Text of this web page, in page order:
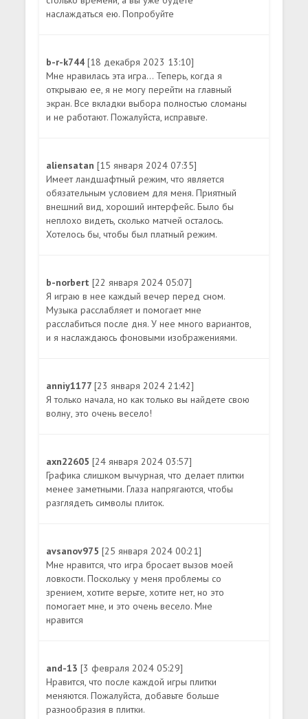
наслаждаться ею. Попробуйте
b-r-k744[18 декабря 2023 13:10]
Мне нравилась эта игра... Теперь, когда я
открываю ее, я не могу перейти на главный
экран. Все вкладки выбора полностью сломаны
и не работают. Пожалуйста, исправьте.
aliensatan[15 января 2024 07:35]
Имеет ландшафтный режим, что является
обязательным условием для меня. Приятный
внешний вид, хороший интерфейс. Было бы
неплохо видеть, сколько матчей осталось.
Хотелось бы, чтобы был платный режим.
b-norbert[22 января 2024 05:07]
Я играю в нее каждый вечер перед сном.
Музыка расслабляет и помогает мне
расслабиться после дня. У нее много вариантов,
и я наслаждаюсь фоновыми изображениями.
anniy1177[23 января 2024 21:42]
Я только начала, но как только вы найдете свою
волну, это очень весело!
axn22605[24 января 2024 03:57]
Графика слишком вычурная, что делает плитки
менее заметными. Глаза напрягаются, чтобы
разглядеть символы плиток.
avsanov975[25 января 2024 00:21]
Мне нравится, что игра бросает вызов моей
ловкости. Поскольку у меня проблемы со
зрением, хотите верьте, хотите нет, но это
помогает мне, и это очень весело. Мне
нравится
and-13[3 февраля 2024 05:29]
Нравится, что после каждой игры плитки
меняются. Пожалуйста, добавьте больше
разнообразия в плитки.